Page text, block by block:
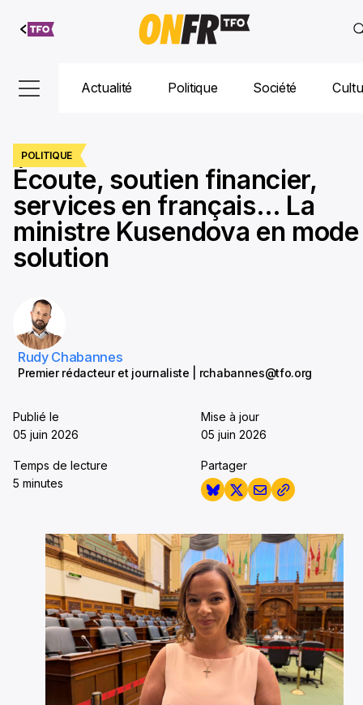
Aller au
contenu
Actualité Politique Société
POLITIQUE
Écoute, soutien financier,
services en français… La
ministre Kusendova en mode
solution
Rudy Chabannes
Premier rédacteur et journaliste | rchabannes@tfo.org
Publié le
05 juin 2026
Mise à jour
05 juin 2026
Temps de lecture
5 minutes
Partager